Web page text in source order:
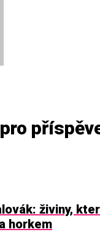
živiny,
horkem